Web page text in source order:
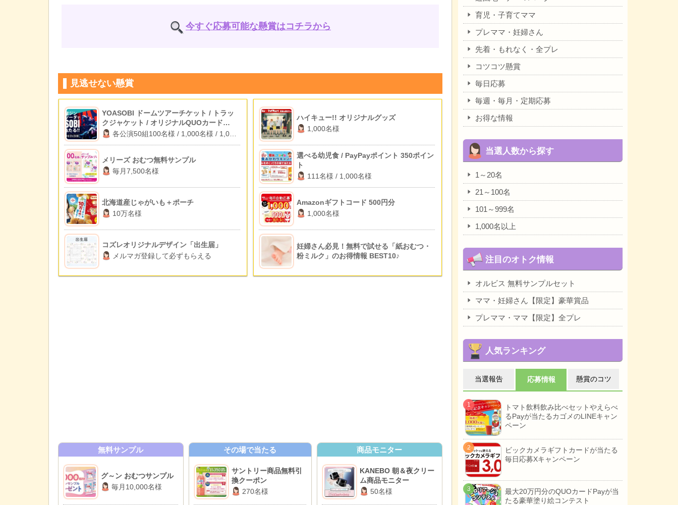
今すぐ応募可能な懸賞はコチラから
見逃せない懸賞
YOASOBI ドームツアーチケット / トラッ
クジャケット / オリジナルQUOカード
1,000円分
各公演50組100名様 / 1,000名様 / 1,000
名様
メリーズ おむつ無料サンプル
毎月7,500名様
北海道産じゃがいも＋ポーチ
10万名様
コズレオリジナルデザイン「出生届」
メルマガ登録して必ずもらえる
ハイキュー!! オリジナルグッズ
1,000名様
選べる幼児食 / PayPayポイント 350ポイン
ト
111名様 / 1,000名様
Amazonギフトコード 500円分
1,000名様
妊婦さん必見！無料で試せる「紙おむつ・
粉ミルク」のお得情報 BEST10♪
無料サンプル
グ～ン おむつサンプル
毎月10,000名様
その場で当たる
サントリー商品無料引
換クーポン
270名様
商品モニター
KANEBO 朝＆夜クリー
ム商品モニター
50名様
育児・子育てママ
プレママ・妊婦さん
先着・もれなく・全プレ
コツコツ懸賞
毎日応募
毎週・毎月・定期応募
お得な情報
当選人数から探す
1～20名
21～100名
101～999名
1,000名以上
注目のオトク情報
オルビス 無料サンプルセット
ママ・妊婦さん【限定】豪華賞品
プレママ・ママ【限定】全プレ
人気ランキング
当選報告 応募情報 懸賞のコツ
トマト飲料飲み比べセットやえらべ
るPayが当たるカゴメのLINEキャン
ペーン
ビックカメラギフトカードが当たる
毎日応募Xキャンペーン
最大20万円分のQUOカードPayが当
たる豪華塗り絵コンテスト